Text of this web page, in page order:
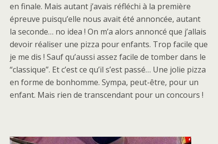
en finale. Mais autant j’avais réfléchi à la première
épreuve puisqu’elle nous avait été annoncée, autant
la seconde… no idea ! On m’a alors annoncé que j’allais
devoir réaliser une pizza pour enfants. Trop facile que
je me dis ! Sauf qu’aussi assez facile de tomber dans le
“classique”. Et c’est ce qu’il s’est passé… Une jolie pizza
en forme de bonhomme. Sympa, peut-être, pour un
enfant. Mais rien de transcendant pour un concours !